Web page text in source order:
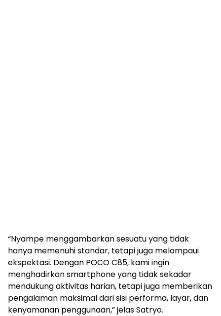
“Nyampe menggambarkan sesuatu yang tidak
hanya memenuhi standar, tetapi juga melampaui
ekspektasi. Dengan POCO C85, kami ingin
menghadirkan smartphone yang tidak sekadar
mendukung aktivitas harian, tetapi juga memberikan
pengalaman maksimal dari sisi performa, layar, dan
kenyamanan penggunaan,” jelas Satryo.